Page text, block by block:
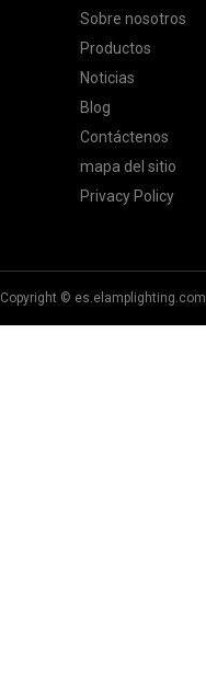
Sobre nosotros
Productos
Noticias
Blog
Contáctenos
mapa del sitio
Privacy Policy
Copyright ©